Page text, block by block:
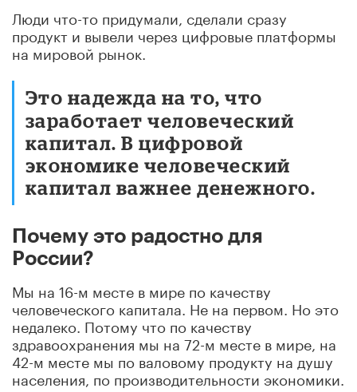
Люди что-то придумали, сделали сразу
продукт и вывели через цифровые платформы
на мировой рынок.
Это надежда на то, что
заработает человеческий
капитал. В цифровой
экономике человеческий
капитал важнее денежного.
Почему это радостно для
России?
Мы на 16-м месте в мире по качеству
человеческого капитала. Не на первом. Но это
недалеко. Потому что по качеству
здравоохранения мы на 72-м месте в мире, на
42-м месте мы по валовому продукту на душу
населения, по производительности экономики.